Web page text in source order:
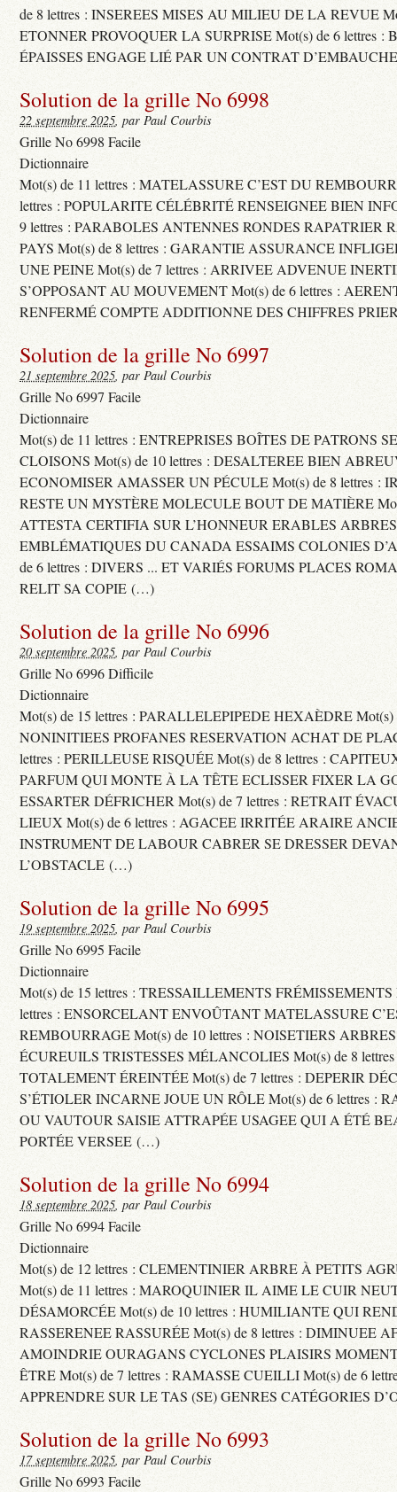
de 8 lettres : INSEREES MISES AU MILIEU DE LA REVUE
ETONNER PROVOQUER LA SURPRISE Mot(s) de 6 lettres :
ÉPAISSES ENGAGE LIÉ PAR UN CONTRAT
Solution de la grille No 6998
22 septembre 2025, par Paul Courbis
Grille No 6998 Facile
Dictionnaire
Mot(s) de 11 lettres : MATELASSURE C’EST DU
lettres : POPULARITE CÉLÉBRITÉ RENSEIGNEE BIEN
9 lettres : PARABOLES ANTENNES RONDES RAPATRIER
PAYS Mot(s) de 8 lettres : GARANTIE ASSURANCE
UNE PEINE Mot(s) de 7 lettres : ARRIVEE ADVENUE
S’OPPOSANT AU MOUVEMENT Mot(s) de 6 lettres :
RENFERMÉ COMPTE ADDITIONNE DES CHIFFRES
Solution de la grille No 6997
21 septembre 2025, par Paul Courbis
Grille No 6997 Facile
Dictionnaire
Mot(s) de 11 lettres : ENTREPRISES BOÎTES DE PATRONS
CLOISONS Mot(s) de 10 lettres : DESALTEREE BIEN
ECONOMISER AMASSER UN PÉCULE Mot(s) de 8 lettres :
RESTE UN MYSTÈRE MOLECULE BOUT DE MATIÈRE
ATTESTA CERTIFIA SUR L’HONNEUR ERABLES ARBRES
EMBLÉMATIQUES DU CANADA ESSAIMS COLONIES
de 6 lettres : DIVERS ... ET VARIÉS FORUMS PLACES
RELIT SA COPIE (…)
Solution de la grille No 6996
20 septembre 2025, par Paul Courbis
Grille No 6996 Difficile
Dictionnaire
Mot(s) de 15 lettres : PARALLELEPIPEDE HEXAÈDRE Mot(s)
NONINITIEES PROFANES RESERVATION ACHAT DE
lettres : PERILLEUSE RISQUÉE Mot(s) de 8 lettres :
PARFUM QUI MONTE À LA TÊTE ECLISSER FIXER LA
ESSARTER DÉFRICHER Mot(s) de 7 lettres : RETRAIT
LIEUX Mot(s) de 6 lettres : AGACEE IRRITÉE ARAIRE
INSTRUMENT DE LABOUR CABRER SE DRESSER
L’OBSTACLE (…)
Solution de la grille No 6995
19 septembre 2025, par Paul Courbis
Grille No 6995 Facile
Dictionnaire
Mot(s) de 15 lettres : TRESSAILLEMENTS FRÉMISSEMENTS
lettres : ENSORCELANT ENVOÛTANT MATELASSURE
REMBOURRAGE Mot(s) de 10 lettres : NOISETIERS
ÉCUREUILS TRISTESSES MÉLANCOLIES Mot(s) de 8
TOTALEMENT ÉREINTÉE Mot(s) de 7 lettres : DEPERIR
S’ÉTIOLER INCARNE JOUE UN RÔLE Mot(s) de 6 lettres :
OU VAUTOUR SAISIE ATTRAPÉE USAGEE QUI A ÉTÉ
PORTÉE VERSEE (…)
Solution de la grille No 6994
18 septembre 2025, par Paul Courbis
Grille No 6994 Facile
Dictionnaire
Mot(s) de 12 lettres : CLEMENTINIER ARBRE À PETITS
Mot(s) de 11 lettres : MAROQUINIER IL AIME LE CUIR
DÉSAMORCÉE Mot(s) de 10 lettres : HUMILIANTE QUI
RASSERENEE RASSURÉE Mot(s) de 8 lettres : DIMINUEE
AMOINDRIE OURAGANS CYCLONES PLAISIRS
ÊTRE Mot(s) de 7 lettres : RAMASSE CUEILLI Mot(s) de 6
APPRENDRE SUR LE TAS (SE) GENRES CATÉGORIES
Solution de la grille No 6993
17 septembre 2025, par Paul Courbis
Grille No 6993 Facile